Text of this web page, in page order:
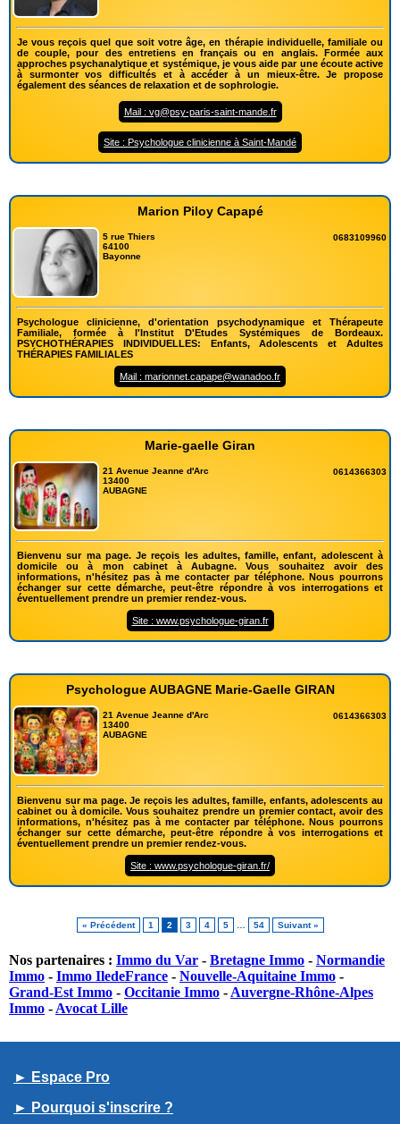
Je vous reçois quel que soit votre âge, en thérapie individuelle, familiale ou
de couple, pour des entretiens en français ou en anglais. Formée aux
approches psychanalytique et systémique, je vous aide par une écoute active
à surmonter vos difficultés et à accéder à un mieux-être. Je propose
également des séances de relaxation et de sophrologie.
Mail : vg@psy-paris-saint-mande.fr
Site : Psychologue clinicienne à Saint-Mandé
Marion Piloy Capapé
5 rue Thiers
64100
Bayonne
0683109960
Psychologue clinicienne, d'orientation psychodynamique et Thérapeute
Familiale, formée à l'Institut D'Etudes Systémiques de Bordeaux.
PSYCHOTHÉRAPIES INDIVIDUELLES: Enfants, Adolescents et Adultes
THÉRAPIES FAMILIALES
Mail : marionnet.capape@wanadoo.fr
Marie-gaelle Giran
21 Avenue Jeanne d'Arc
13400
AUBAGNE
0614366303
Bienvenu sur ma page. Je reçois les adultes, famille, enfant, adolescent à
domicile ou à mon cabinet à Aubagne. Vous souhaitez avoir des
informations, n'hésitez pas à me contacter par téléphone. Nous pourrons
échanger sur cette démarche, peut-être répondre à vos interrogations et
éventuellement prendre un premier rendez-vous.
Site : www.psychologue-giran.fr
Psychologue AUBAGNE Marie-Gaelle GIRAN
21 Avenue Jeanne d'Arc
13400
AUBAGNE
0614366303
Bienvenu sur ma page. Je reçois les adultes, famille, enfants, adolescents au
cabinet ou à domicile. Vous souhaitez prendre un premier contact, avoir des
informations, n'hésitez pas à me contacter par téléphone. Nous pourrons
échanger sur cette démarche, peut-être répondre à vos interrogations et
éventuellement prendre un premier rendez-vous.
Site : www.psychologue-giran.fr/
« Précédent 1 2 3 4 5 54 Suivant »
Nos partenaires : Immo du Var - Bretagne Immo - Normandie
Immo - Immo IledeFrance - Nouvelle-Aquitaine Immo -
Grand-Est Immo - Occitanie Immo - Auvergne-Rhône-Alpes
Immo - Avocat Lille
► Espace Pro
► Pourquoi s'inscrire ?